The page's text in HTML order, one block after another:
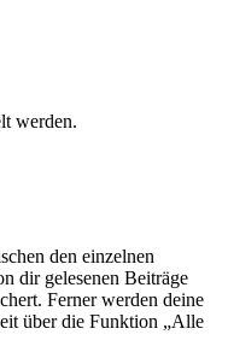
werden.
den einzelnen
dir gelesenen Beiträge
Ferner werden deine
über die Funktion „Alle